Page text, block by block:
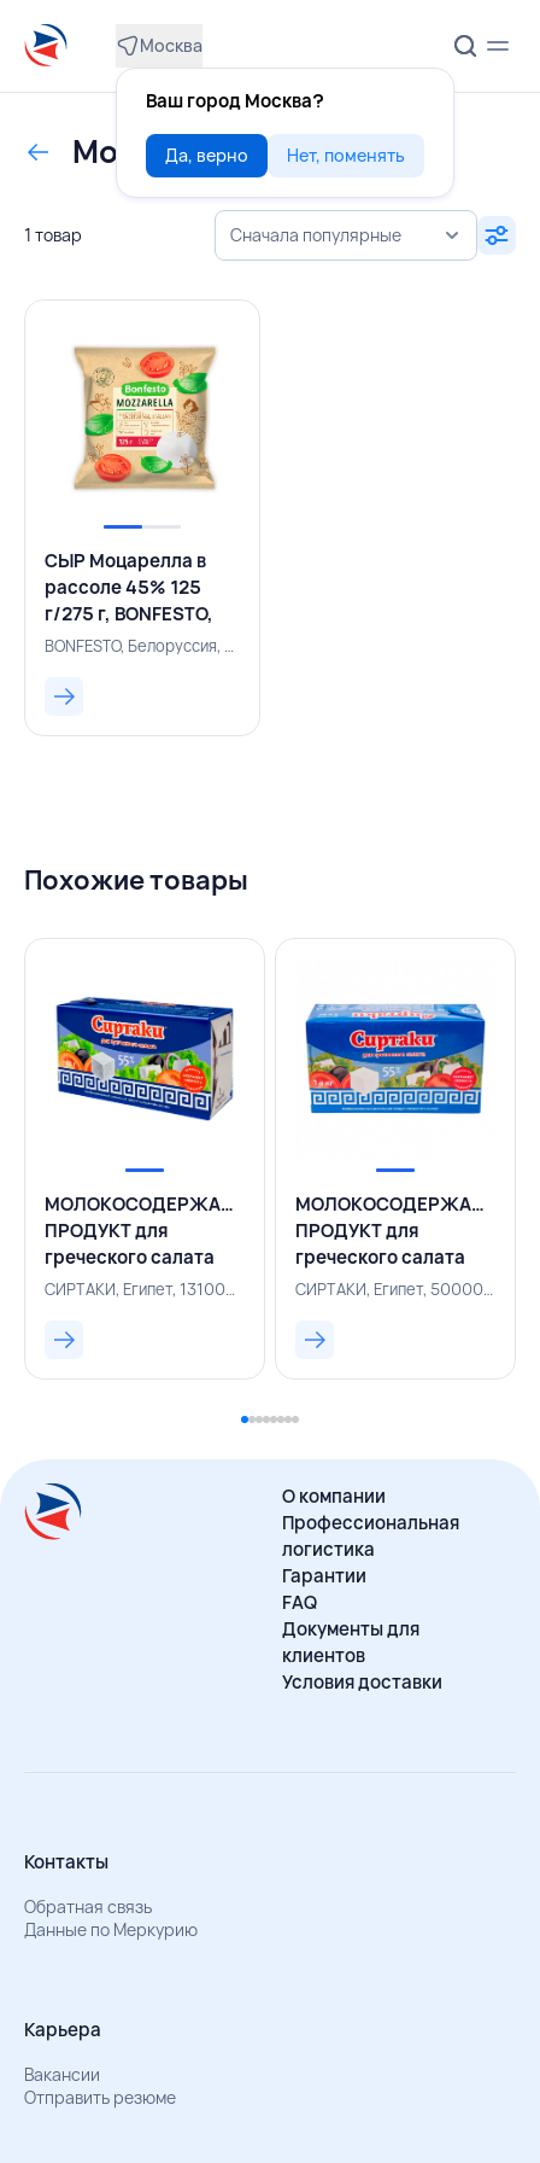
Москва
Ваш город Москва?
Да, верно Нет, поменять
Моцарелла рассольная
1 товар Сначала популярные
СЫР Моцарелла в
рассоле 45% 125
г/275 г, BONFESTO,
БЕЛАРУСЬ
BONFESTO, Белоруссия, 131001153
Похожие товары
МОЛОКОСОДЕРЖАЩИЙ
ПРОДУКТ для
греческого салата
55% 500 г, СИРТАКИ,СИРТАКИ, Египет, 131000492
МОЛОКОСОДЕРЖАЩИЙ
ПРОДУКТ для
греческого салата
Original 55% 1 кг,
СИРТАКИ, Египет, 500004682
О компании
Профессиональная
логистика
Гарантии
FAQ
Документы для
клиентов
Условия доставки
Контакты
Обратная связь
Данные по Меркурию
Карьера
Вакансии
Отправить резюме